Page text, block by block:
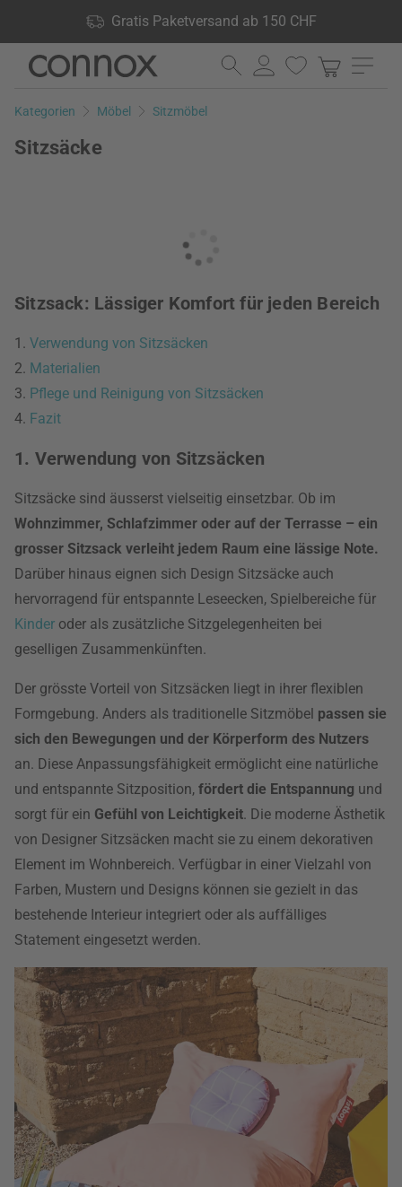
Gratis Paketversand ab 150 CHF
Produkte lagernd, 60 Tage Rückgaberecht
Direkt
Seiteninhalt
Direkt
Suchfeld
Kategorien Möbel Sitzmöbel
Sitzsäcke
Sitzsack: Lässiger Komfort für jeden Bereich
1. Verwendung von Sitzsäcken
2. Materialien
3. Pflege und Reinigung von Sitzsäcken
4. Fazit
1. Verwendung von Sitzsäcken
Sitzsäcke sind äusserst vielseitig einsetzbar. Ob im
Wohnzimmer, Schlafzimmer oder auf der Terrasse – ein
grosser Sitzsack verleiht jedem Raum eine lässige Note.
Darüber hinaus eignen sich Design Sitzsäcke auch
hervorragend für entspannte Leseecken, Spielbereiche für
Kinder oder als zusätzliche Sitzgelegenheiten bei
geselligen Zusammenkünften.
Der grösste Vorteil von Sitzsäcken liegt in ihrer flexiblen
Formgebung. Anders als traditionelle Sitzmöbel passen sie
sich den Bewegungen und der Körperform des Nutzers
an. Diese Anpassungsfähigkeit ermöglicht eine natürliche
und entspannte Sitzposition, fördert die Entspannung und
sorgt für ein Gefühl von Leichtigkeit. Die moderne Ästhetik
von Designer Sitzsäcken macht sie zu einem dekorativen
Element im Wohnbereich. Verfügbar in einer Vielzahl von
Farben, Mustern und Designs können sie gezielt in das
bestehende Interieur integriert oder als auffälliges
Statement eingesetzt werden.